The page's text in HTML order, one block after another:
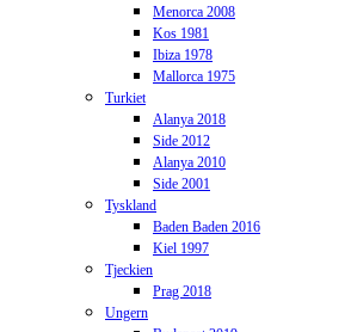
Menorca 2008
Kos 1981
Ibiza 1978
Mallorca 1975
Turkiet
Alanya 2018
Side 2012
Alanya 2010
Side 2001
Tyskland
Baden Baden 2016
Kiel 1997
Tjeckien
Prag 2018
Ungern